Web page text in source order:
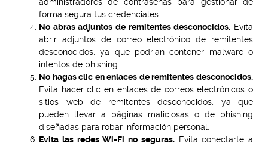
forma segura tus credenciales.
No abras adjuntos de remitentes desconocidos. Evita
abrir adjuntos de correo electrónico de remitentes
desconocidos, ya que podrían contener malware o
intentos de phishing.
No hagas clic en enlaces de remitentes desconocidos.
Evita hacer clic en enlaces de correos electrónicos o
sitios web de remitentes desconocidos, ya que
pueden llevar a páginas maliciosas o de phishing
diseñadas para robar información personal.
Evita las redes Wi-Fi no seguras.Evita conectarte a